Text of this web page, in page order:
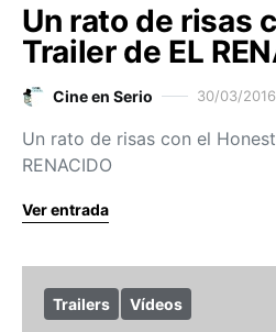
Un rato de risas
Trailer de EL
Cine en Serio 30/03/2016
Un rato de risas con el
RENACIDO
Ver entrada
Trailers Vídeos